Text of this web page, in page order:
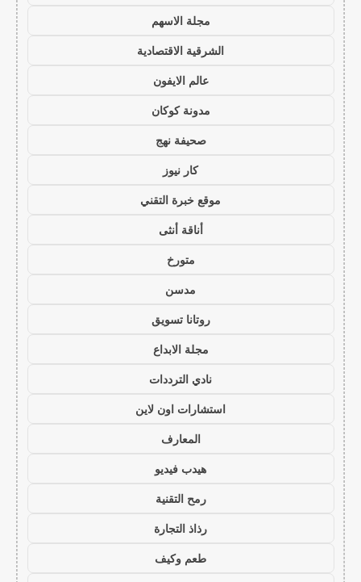
مجلة الاسهم
الشرقية الاقتصادية
عالم الايفون
مدونة كوكان
صحيفة نهج
كار نيوز
موقع خبرة التقني
أناقة أنثى
متورخ
مدسن
روتانا تسويق
مجلة الابداع
نادي الترددات
استشارات اون لاين
المعارف
هيدب فيديو
رمح التقنية
رذاذ التجارة
طعم وكيف